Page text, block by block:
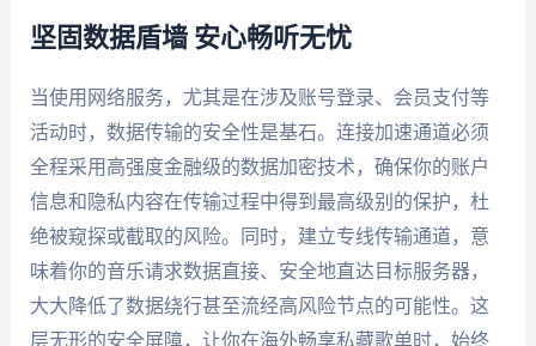
坚固数据盾墙 安心畅听无忧
当使用网络服务，尤其是在涉及账号登录、会员支付等
活动时，数据传输的安全性是基石。连接加速通道必须
全程采用高强度金融级的数据加密技术，确保你的账户
信息和隐私内容在传输过程中得到最高级别的保护，杜
绝被窥探或截取的风险。同时，建立专线传输通道，意
味着你的音乐请求数据直接、安全地直达目标服务器，
大大降低了数据绕行甚至流经高风险节点的可能性。这
层无形的安全屏障，让你在海外畅享私藏歌单时，始终